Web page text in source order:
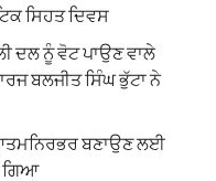
ਸਿਹਤ ਦਿਵਸ
ਦਲ ਨੂੰ ਵੋਟ ਪਾਉਣ ਵਾਲੇ
ਬਲਜੀਤ ਸਿੰਘ ਭੁੱਟਾ ਨੇ
ਬਣਾਉਣ ਲਈ
ਗਿਆ